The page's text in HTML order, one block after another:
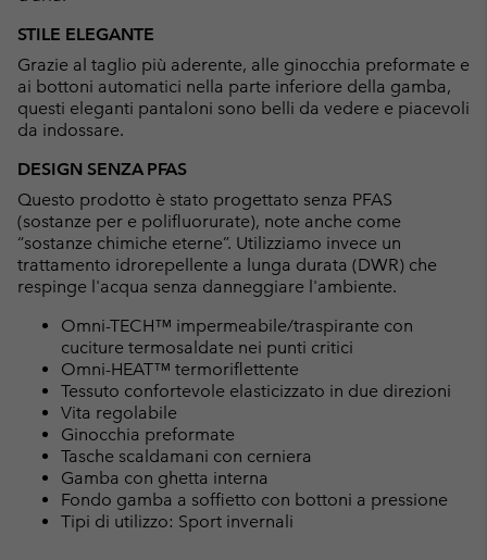
STILE ELEGANTE
Grazie al taglio più aderente, alle ginocchia preformate e
ai bottoni automatici nella parte inferiore della gamba,
questi eleganti pantaloni sono belli da vedere e piacevoli
da indossare.
DESIGN SENZA PFAS
Questo prodotto è stato progettato senza PFAS
(sostanze per e polifluorurate), note anche come
“sostanze chimiche eterne”. Utilizziamo invece un
trattamento idrorepellente a lunga durata (DWR) che
respinge l'acqua senza danneggiare l'ambiente.
Omni-TECH™ impermeabile/traspirante con
cuciture termosaldate nei punti critici
Omni-HEAT™ termoriflettente
Tessuto confortevole elasticizzato in due direzioni
Vita regolabile
Ginocchia preformate
Tasche scaldamani con cerniera
Gamba con ghetta interna
Fondo gamba a soffietto con bottoni a pressione
Tipi di utilizzo: Sport invernali